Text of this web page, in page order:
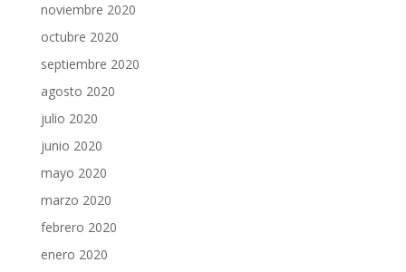
noviembre 2020
octubre 2020
septiembre 2020
agosto 2020
julio 2020
junio 2020
mayo 2020
marzo 2020
febrero 2020
enero 2020